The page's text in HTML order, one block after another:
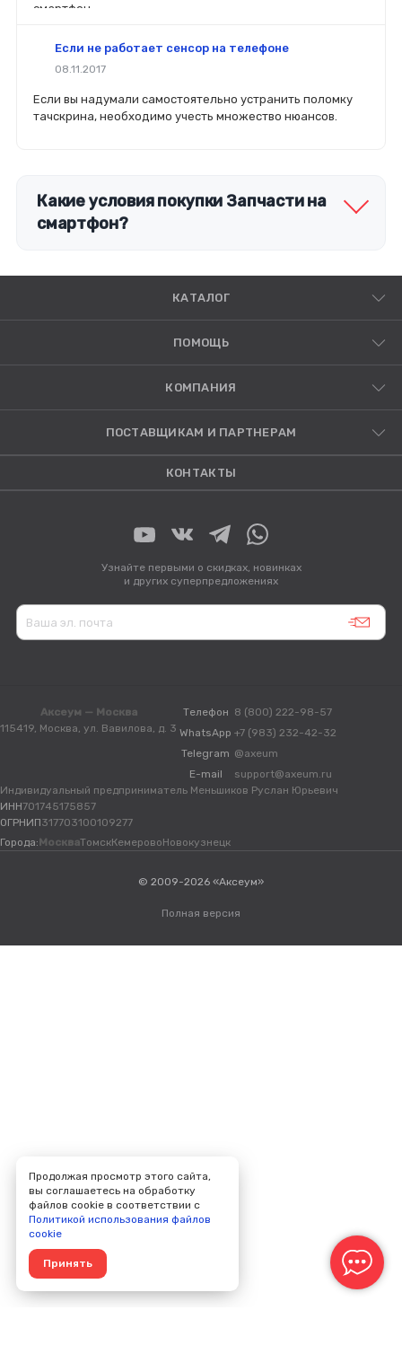
смартфон.
Если не работает сенсор на телефоне
08.11.2017
Если вы надумали самостоятельно устранить поломку
тачскрина, необходимо учесть множество нюансов.
Какие условия покупки Запчасти на
смартфон?
КАТАЛОГ
ПОМОЩЬ
КОМПАНИЯ
ПОСТАВЩИКАМ И ПАРТНЕРАМ
КОНТАКТЫ
Узнайте первыми о скидках, новинках
и других суперпредложениях
Аксеум — Москва
115419, Москва, ул. Вавилова, д. 3
Телефон 8 (800) 222-98-57
WhatsApp +7 (983) 232-42-32
Telegram @axeum
E-mail
support@axeum.ru
Индивидуальный предприниматель Меньшиков Руслан Юрьевич
ИНН701745175857
ОГРНИП317703100109277
Города: МоскваТомскКемеровоНовокузнецк
© 2009-2026 «Аксеум»
Полная версия
Продолжая просмотр этого сайта,
вы соглашаетесь на обработку
файлов cookie в соответствии с
Политикой использования файлов
cookie
Принять